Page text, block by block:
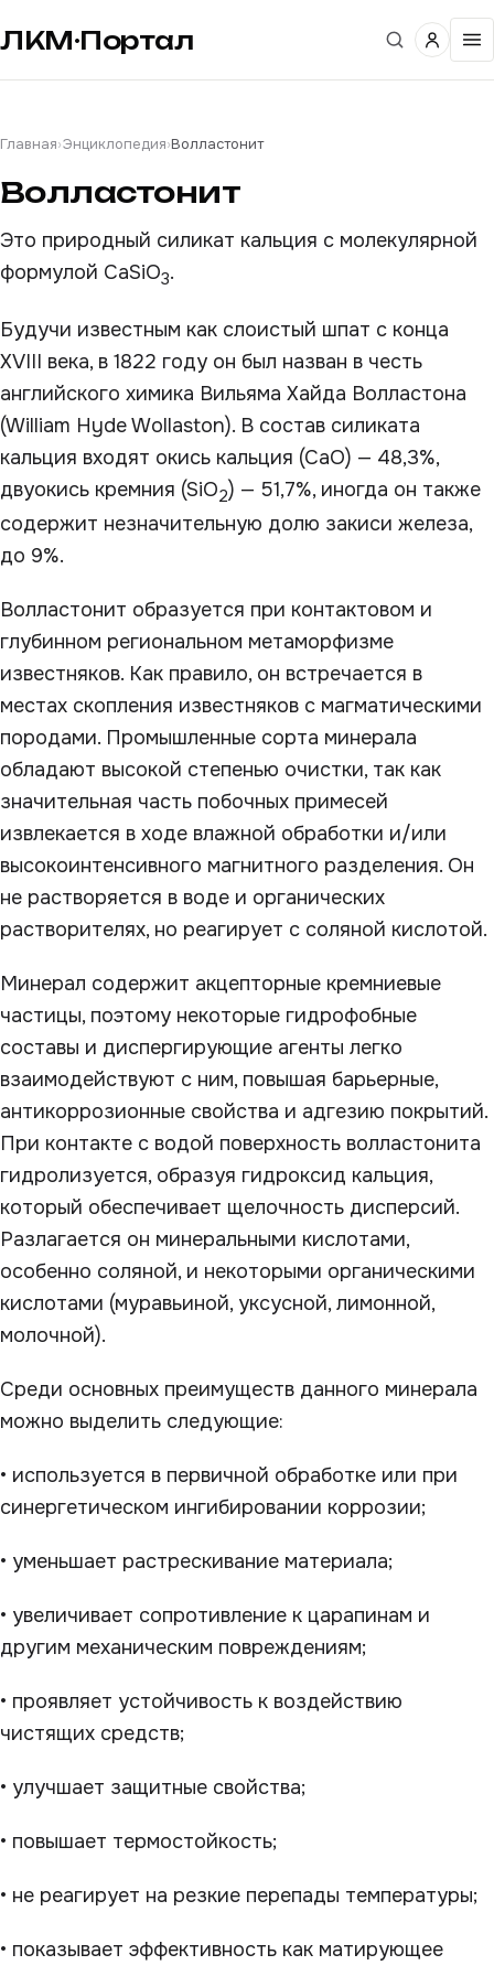
ЛКМ·Портал
Главная›Энциклопедия›Волластонит
Волластонит
Это природный силикат кальция с молекулярной
формулой CaSiO3.
Будучи известным как слоистый шпат с конца
XVIII века, в 1822 году он был назван в честь
английского химика Вильяма Хайда Волластона
(William Hyde Wollaston). В состав силиката
кальция входят окись кальция (СаО) — 48,3%,
двуокись кремния (SiO2) — 51,7%, иногда он также
содержит незначительную долю закиси железа,
до 9%.
Волластонит образуется при контактовом и
глубинном региональном метаморфизме
известняков. Как правило, он встречается в
местах скопления известняков с магматическими
породами. Промышленные сорта минерала
обладают высокой степенью очистки, так как
значительная часть побочных примесей
извлекается в ходе влажной обработки и/или
высокоинтенсивного магнитного разделения. Он
не растворяется в воде и органических
растворителях, но реагирует с соляной кислотой.
Минерал содержит акцепторные кремниевые
частицы, поэтому некоторые гидрофобные
составы и диспергирующие агенты легко
взаимодействуют с ним, повышая барьерные,
антикоррозионные свойства и адгезию покрытий.
При контакте с водой поверхность волластонита
гидролизуется, образуя гидроксид кальция,
который обеспечивает щелочность дисперсий.
Разлагается он минеральными кислотами,
особенно соляной, и некоторыми органическими
кислотами (муравьиной, уксусной, лимонной,
молочной).
Среди основных преимуществ данного минерала
можно выделить следующие:
• используется в первичной обработке или при
синергетическом ингибировании коррозии;
• уменьшает растрескивание материала;
• увеличивает сопротивление к царапинам и
другим механическим повреждениям;
• проявляет устойчивость к воздействию
чистящих средств;
• улучшает защитные свойства;
• повышает термостойкость;
• не реагирует на резкие перепады температуры;
• показывает эффективность как матирующее